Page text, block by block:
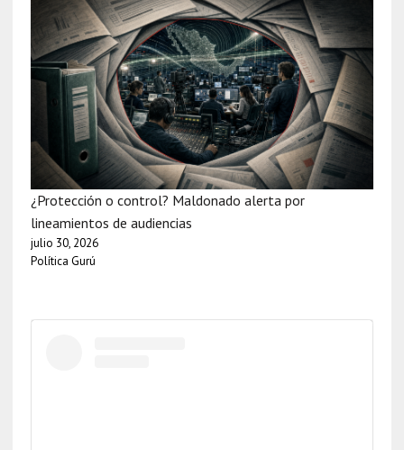
¿Protección o control? Maldonado alerta por
lineamientos de audiencias
julio 30, 2026
Política Gurú